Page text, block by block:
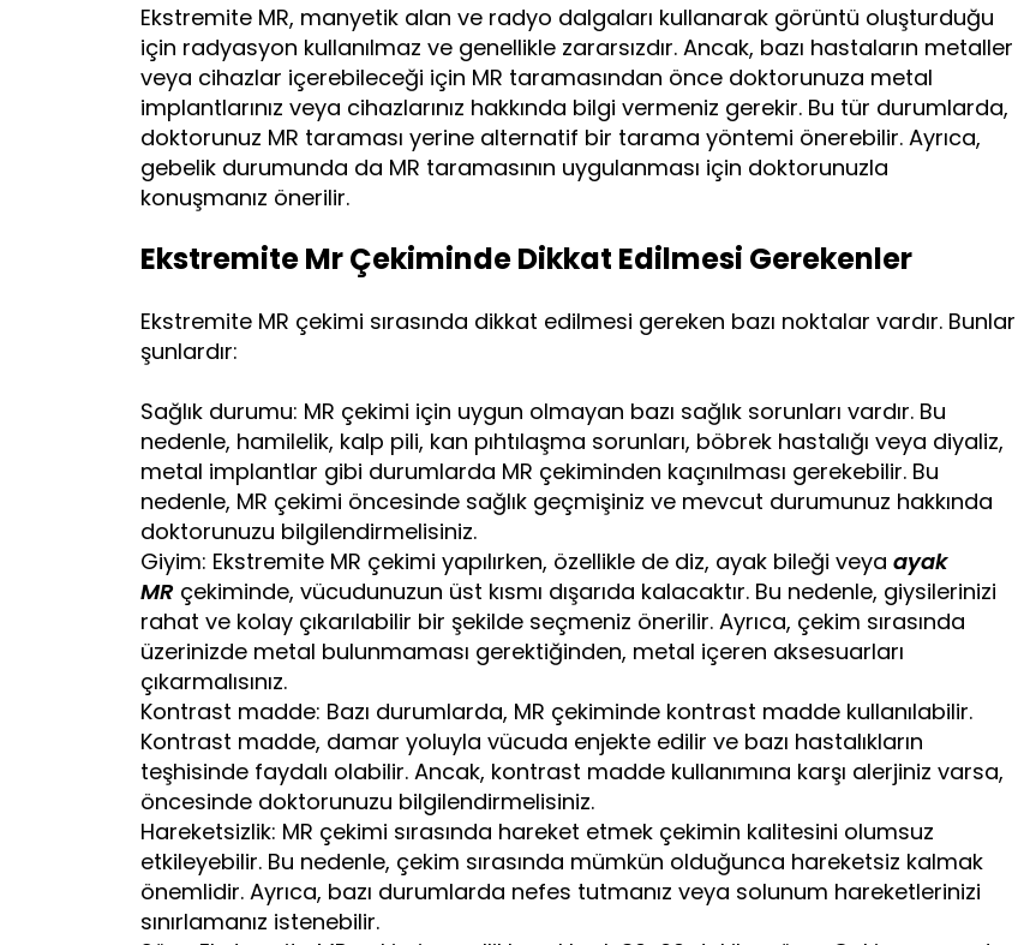
Ekstremite MR, manyetik alan ve radyo dalgaları kullanarak görüntü oluşturduğu
için radyasyon kullanılmaz ve genellikle zararsızdır. Ancak, bazı hastaların metaller
veya cihazlar içerebileceği için MR taramasından önce doktorunuza metal
implantlarınız veya cihazlarınız hakkında bilgi vermeniz gerekir. Bu tür durumlarda,
doktorunuz MR taraması yerine alternatif bir tarama yöntemi önerebilir. Ayrıca,
gebelik durumunda da MR taramasının uygulanması için doktorunuzla
konuşmanız önerilir.
Ekstremite Mr Çekiminde Dikkat Edilmesi Gerekenler
Ekstremite MR çekimi sırasında dikkat edilmesi gereken bazı noktalar vardır. Bunlar
şunlardır:
Sağlık durumu: MR çekimi için uygun olmayan bazı sağlık sorunları vardır. Bu
nedenle, hamilelik, kalp pili, kan pıhtılaşma sorunları, böbrek hastalığı veya diyaliz,
metal implantlar gibi durumlarda MR çekiminden kaçınılması gerekebilir. Bu
nedenle, MR çekimi öncesinde sağlık geçmişiniz ve mevcut durumunuz hakkında
doktorunuzu bilgilendirmelisiniz.
Giyim: Ekstremite MR çekimi yapılırken, özellikle de diz, ayak bileği veya ayak
MR çekiminde, vücudunuzun üst kısmı dışarıda kalacaktır. Bu nedenle, giysilerinizi
rahat ve kolay çıkarılabilir bir şekilde seçmeniz önerilir. Ayrıca, çekim sırasında
üzerinizde metal bulunmaması gerektiğinden, metal içeren aksesuarları
çıkarmalısınız.
Kontrast madde: Bazı durumlarda, MR çekiminde kontrast madde kullanılabilir.
Kontrast madde, damar yoluyla vücuda enjekte edilir ve bazı hastalıkların
teşhisinde faydalı olabilir. Ancak, kontrast madde kullanımına karşı alerjiniz varsa,
öncesinde doktorunuzu bilgilendirmelisiniz.
Hareketsizlik: MR çekimi sırasında hareket etmek çekimin kalitesini olumsuz
etkileyebilir. Bu nedenle, çekim sırasında mümkün olduğunca hareketsiz kalmak
önemlidir. Ayrıca, bazı durumlarda nefes tutmanız veya solunum hareketlerinizi
sınırlamanız istenebilir.